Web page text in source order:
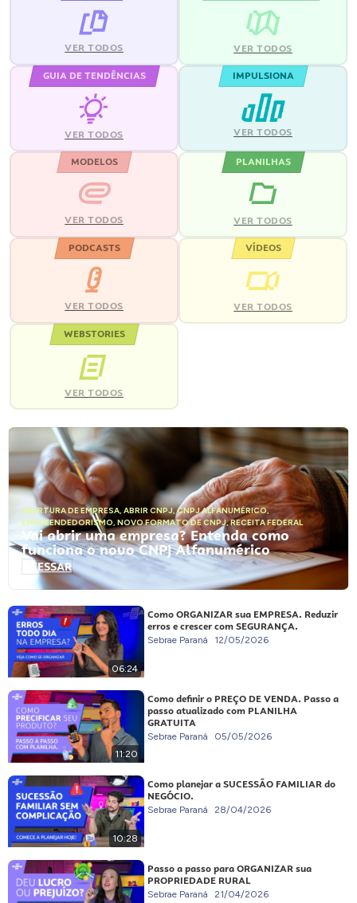
VER TODOS VER TODOS
GUIA DE TENDÊNCIAS
VER TODOS
IMPULSIONA
VER TODOS
MODELOS
VER TODOS
PLANILHAS
VER TODOS
PODCASTS
VER TODOS
VÍDEOS
VER TODOS
WEBSTORIES
VER TODOS
ABERTURA DE EMPRESA, ABRIR CNPJ,CNPJ ALFANUMÉRICO,
EMPREENDEDORISMO, NOVO FORMATO DE CNPJ,RECEITA FEDERAL
Vai abrir uma empresa? Entenda como
funciona o novo CNPJ Alfanumérico
ACESSAR
06:24
Como ORGANIZAR sua EMPRESA. Reduzir
erros e crescer com SEGURANÇA.
Sebrae Paraná 12/05/2026
11:20
Como definir o PREÇO DE VENDA. Passo a
passo atualizado com PLANILHA
GRATUITA
Sebrae Paraná 05/05/2026
10:28
Como planejar a SUCESSÃO FAMILIAR do
NEGÓCIO.
Sebrae Paraná 28/04/2026
Passo a passo para ORGANIZAR sua
PROPRIEDADE RURAL
Sebrae Paraná 21/04/2026